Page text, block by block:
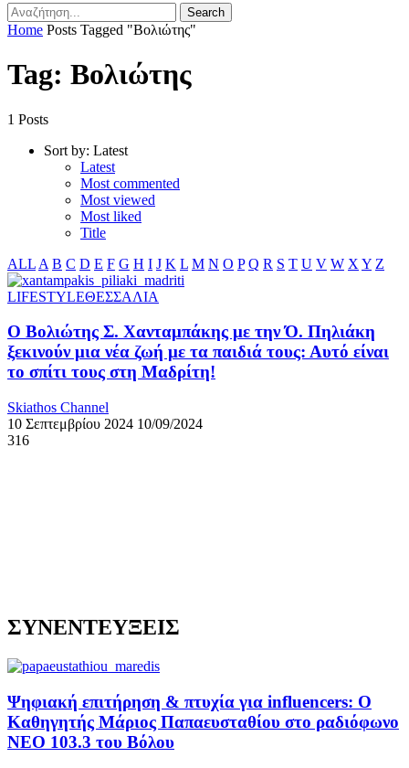
Home Posts Tagged "Βολιώτης"
Tag: Βολιώτης
1 Posts
Sort by: Latest
Latest
Most commented
Most viewed
Most liked
Title
ALL A B C D E F G H I J K L M N O P Q R S T U V W X Y Z
LIFESTYLEΘΕΣΣΑΛΙΑ
Ο Βολιώτης Σ. Χανταμπάκης με την Ό. Πηλιάκη
ξεκινούν μια νέα ζωή με τα παιδιά τους: Αυτό είναι
το σπίτι τους στη Μαδρίτη!
Skiathos Channel
10 Σεπτεμβρίου 2024 10/09/2024
316
ΣΥΝΕΝΤΕΥΞΕΙΣ
Ψηφιακή επιτήρηση & πτυχία για influencers: Ο
Καθηγητής Μάριος Παπαευσταθίου στο ραδιόφωνο
NEO 103.3 του Βόλου